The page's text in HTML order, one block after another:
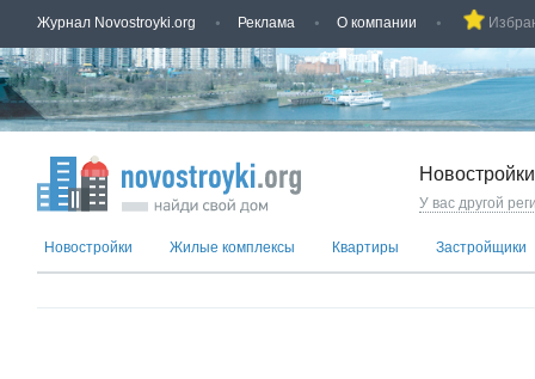
Журнал Novostroyki.org Реклама О компании
У вас другой
Новостройки Жилые комплексы Квартиры Застройщики